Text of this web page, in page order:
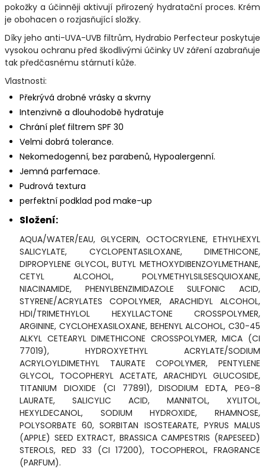
pokožky a účinněji aktivují přirozený hydratační proces. Krém
je obohacen o rozjasňující složky.
Díky jeho anti-UVA-UVB filtrům, Hydrabio Perfecteur poskytuje
vysokou ochranu před škodlivými účinky UV záření azabraňuje
tak předčasnému stárnutí kůže.
Vlastnosti:
Překrývá drobné vrásky a skvrny
Intenzivně a dlouhodobě hydratuje
Chrání pleť filtrem SPF 30
Velmi dobrá tolerance.
Nekomedogenní, bez parabenů, Hypoalergenní.
Jemná parfemace.
Pudrová textura
perfektní podklad pod make-up
Složení:
AQUA/WATER/EAU, GLYCERIN, OCTOCRYLENE, ETHYLHEXYL
SALICYLATE, CYCLOPENTASILOXANE, DIMETHICONE,
DIPROPYLENE GLYCOL, BUTYL METHOXYDIBENZOYLMETHANE,
CETYL ALCOHOL, POLYMETHYLSILSESQUIOXANE,
NIACINAMIDE, PHENYLBENZIMIDAZOLE SULFONIC ACID,
STYRENE/ACRYLATES COPOLYMER, ARACHIDYL ALCOHOL,
HDI/TRIMETHYLOL HEXYLLACTONE CROSSPOLYMER,
ARGININE, CYCLOHEXASILOXANE, BEHENYL ALCOHOL, C30-45
ALKYL CETEARYL DIMETHICONE CROSSPOLYMER, MICA (CI
77019), HYDROXYETHYL ACRYLATE/SODIUM
ACRYLOYLDIMETHYL TAURATE COPOLYMER, PENTYLENE
GLYCOL, TOCOPHERYL ACETATE, ARACHIDYL GLUCOSIDE,
TITANIUM DIOXIDE (CI 77891), DISODIUM EDTA, PEG-8
LAURATE, SALICYLIC ACID, MANNITOL, XYLITOL,
HEXYLDECANOL, SODIUM HYDROXIDE, RHAMNOSE,
POLYSORBATE 60, SORBITAN ISOSTEARATE, PYRUS MALUS
(APPLE) SEED EXTRACT, BRASSICA CAMPESTRIS (RAPESEED)
STEROLS, RED 33 (CI 17200), TOCOPHEROL, FRAGRANCE
(PARFUM).